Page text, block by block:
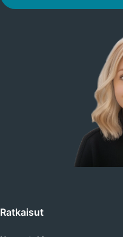
Ratkaisut